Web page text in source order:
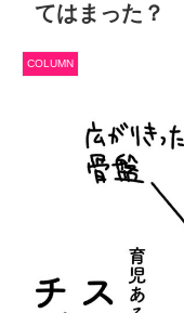
てはまった？
COLUMN